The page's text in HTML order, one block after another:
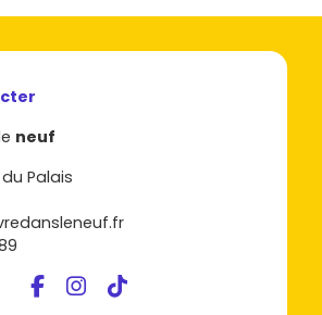
: secteur pratique (centre,
chauffage) pour limiter les
des
promoteurs
ton lot.
à Guebwiller ? Parcours les
par quartier, surface et budget, et
neuf
Palais